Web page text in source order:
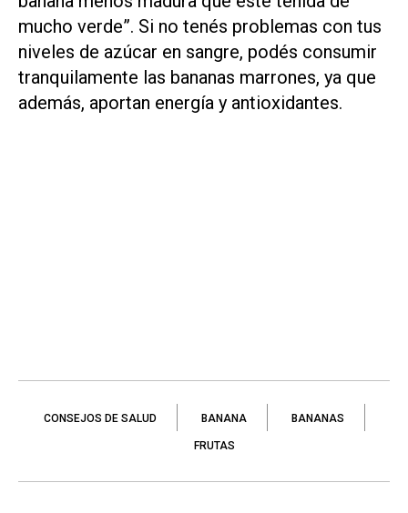
mucho verde”. Si no tenés problemas con tus
niveles de azúcar en sangre, podés consumir
tranquilamente las bananas marrones, ya que
además, aportan energía y antioxidantes.
CONSEJOS DE SALUD BANANA BANANAS
FRUTAS